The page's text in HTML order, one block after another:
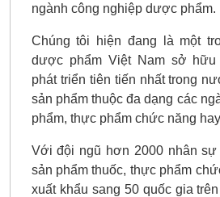
ngành công nghiệp dược phẩm.
Chúng tôi hiện đang là một
dược phẩm Việt Nam sở hữu
phát triển tiên tiến nhất trong
sản phẩm thuộc đa dạng các
phẩm, thực phẩm chức năng
Với đội ngũ hơn 2000 nhân
sản phẩm thuốc, thực phẩm
xuất khẩu sang 50 quốc gia